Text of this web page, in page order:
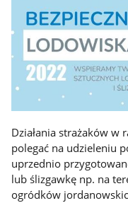
Działania strażaków w
polegać na udzieleniu
uprzednio
lub ślizgawkę np. na
ogródków